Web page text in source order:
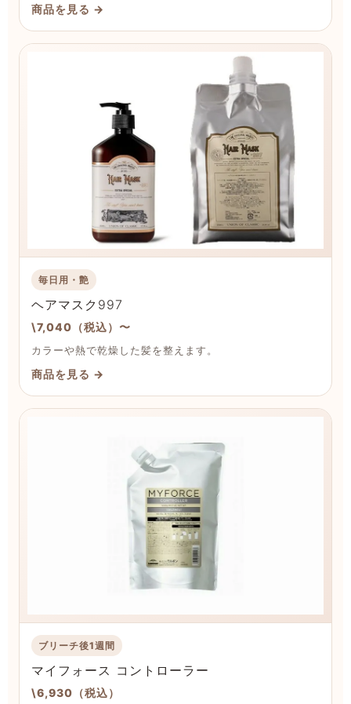
商品を見る →
毎日用・艶
ヘアマスク997
\7,040（税込）〜
カラーや熱で乾燥した髪を整えます。
商品を見る →
ブリーチ後1週間
マイフォース コントローラー
\6,930（税込）